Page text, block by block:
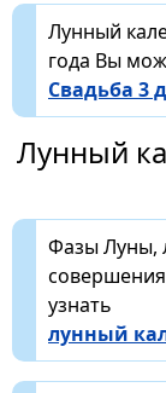
Лунный
года Вы
Свадьба 3
Лунный
Фазы Луны,
узнать
лунный